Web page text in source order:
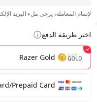
لإتمام المعاملة، يرجى ملء البريد
اختر طريقة الدفع
Razer Gold
Prepaid Card